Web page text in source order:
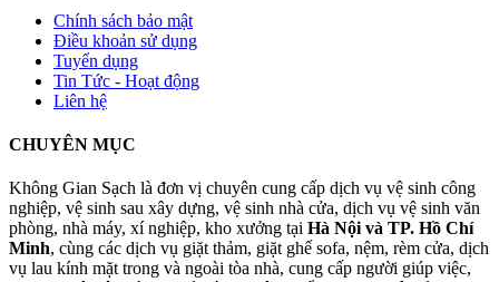
Chính sách bảo mật
Điều khoản sử dụng
Tuyển dụng
Tin Tức - Hoạt động
Liên hệ
CHUYÊN MỤC
Không Gian Sạch là đơn vị chuyên cung cấp dịch vụ vệ sinh công
nghiệp, vệ sinh sau xây dựng, vệ sinh nhà cửa, dịch vụ vệ sinh văn
phòng, nhà máy, xí nghiệp, kho xưởng tại Hà Nội và TP. Hồ Chí
Minh, cùng các dịch vụ giặt thảm, giặt ghế sofa, nệm, rèm cửa, dịch
vụ lau kính mặt trong và ngoài tòa nhà, cung cấp người giúp việc,